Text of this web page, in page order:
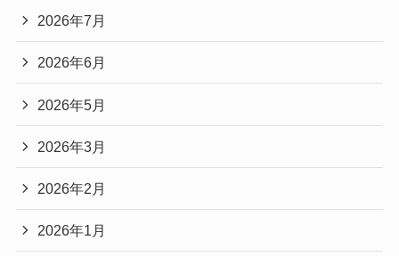
2026年7月
2026年6月
2026年5月
2026年3月
2026年2月
2026年1月